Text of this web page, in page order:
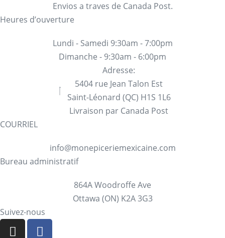
Envios a traves de Canada Post.
Heures d’ouverture
Lundi - Samedi 9:30am - 7:00pm
Dimanche - 9:30am - 6:00pm
Adresse:
5404 rue Jean Talon Est
Saint-Léonard (QC) H1S 1L6
Livraison par Canada Post
COURRIEL
info@monepiceriemexicaine.com
Bureau administratif
864A Woodroffe Ave
Ottawa (ON) K2A 3G3
Suivez-nous